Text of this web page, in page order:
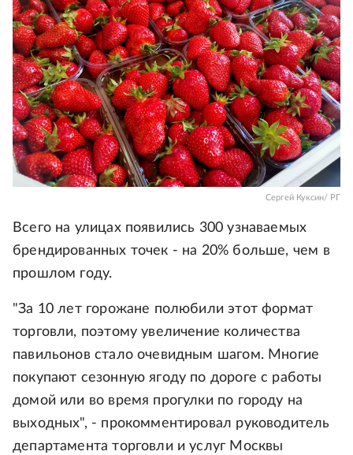
Сергей Куксин/ РГ
Всего на улицах появились 300 узнаваемых
брендированных точек - на 20% больше, чем в
прошлом году.
"За 10 лет горожане полюбили этот формат
торговли, поэтому увеличение количества
павильонов стало очевидным шагом. Многие
покупают сезонную ягоду по дороге с работы
домой или во время прогулки по городу на
выходных", - прокомментировал руководитель
департамента торговли и услуг Москвы